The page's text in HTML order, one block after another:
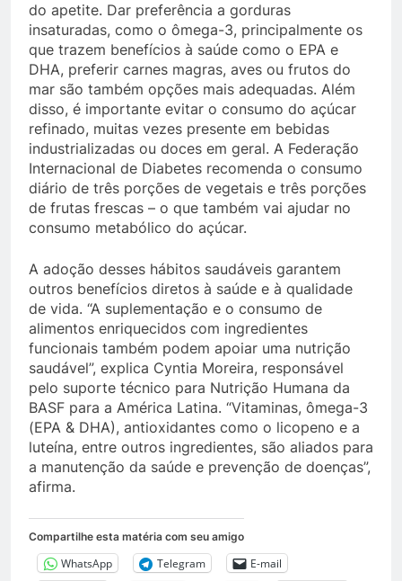
do apetite. Dar preferência a gorduras
insaturadas, como o ômega-3, principalmente os
que trazem benefícios à saúde como o EPA e
DHA, preferir carnes magras, aves ou frutos do
mar são também opções mais adequadas. Além
disso, é importante evitar o consumo do açúcar
refinado, muitas vezes presente em bebidas
industrializadas ou doces em geral. A Federação
Internacional de Diabetes recomenda o consumo
diário de três porções de vegetais e três porções
de frutas frescas – o que também vai ajudar no
consumo metabólico do açúcar.
A adoção desses hábitos saudáveis garantem
outros benefícios diretos à saúde e à qualidade
de vida. “A suplementação e o consumo de
alimentos enriquecidos com ingredientes
funcionais também podem apoiar uma nutrição
saudável”, explica Cyntia Moreira, responsável
pelo suporte técnico para Nutrição Humana da
BASF para a América Latina. “Vitaminas, ômega-3
(EPA & DHA), antioxidantes como o licopeno e a
luteína, entre outros ingredientes, são aliados para
a manutenção da saúde e prevenção de doenças”,
afirma.
Compartilhe esta matéria com seu amigo
WhatsApp Telegram
E-mail